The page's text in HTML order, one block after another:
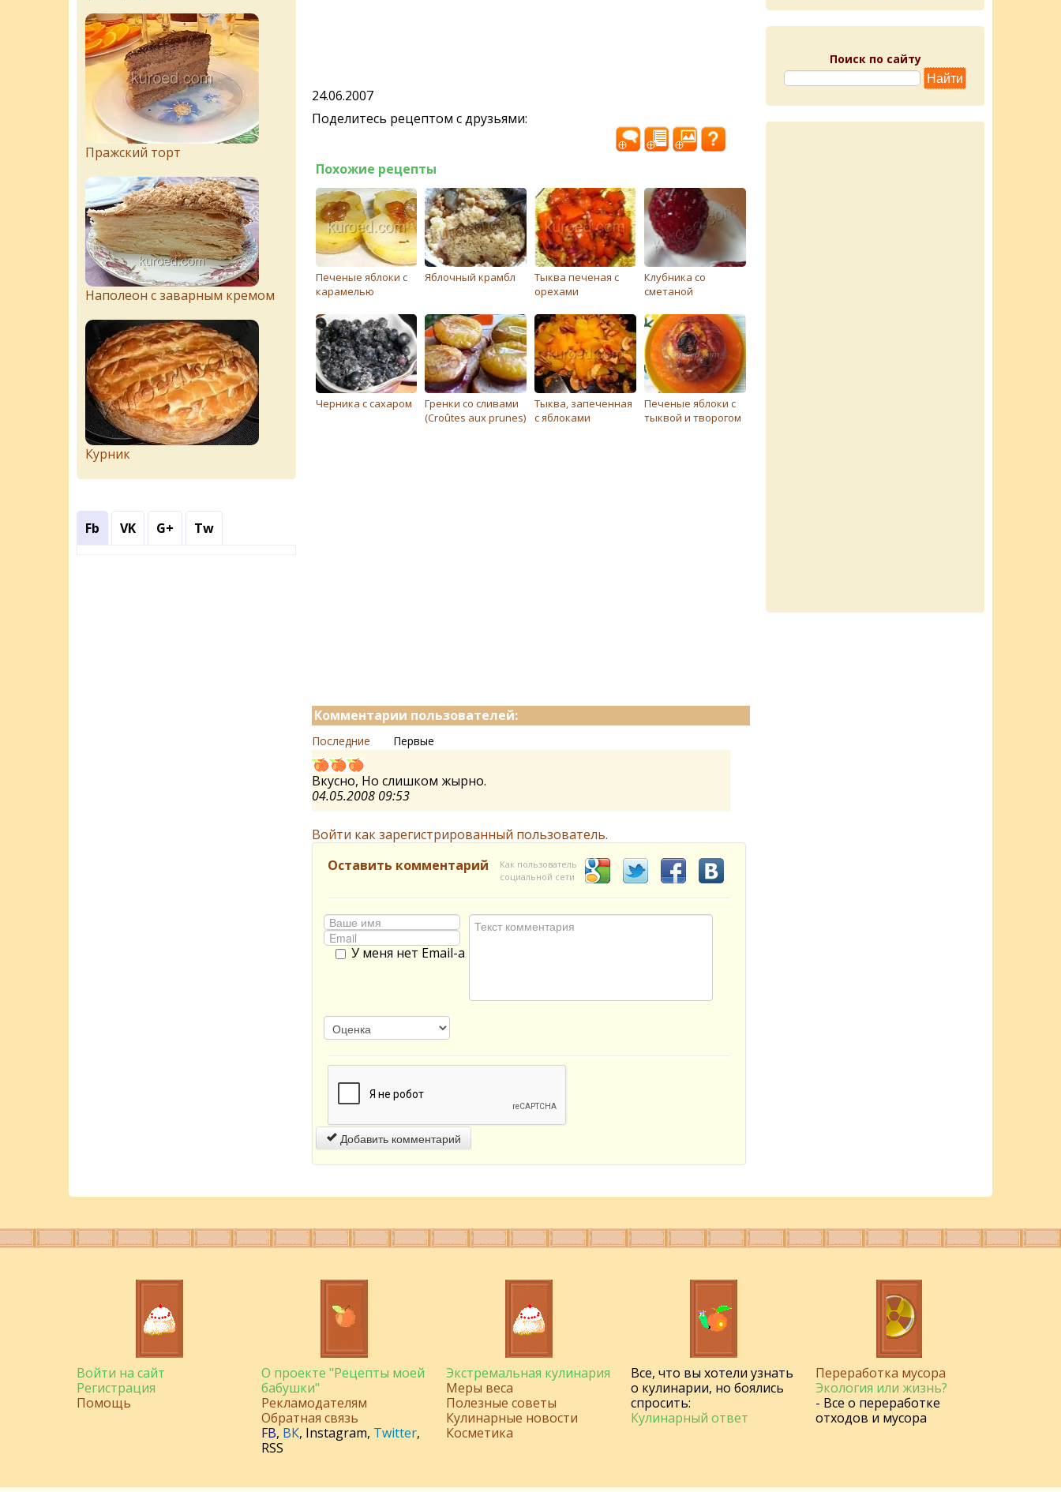
24.06.2007
Поделитесь рецептом с друзьями:
Похожие рецепты
Печеные яблоки с
карамелью
Яблочный крамбл
Тыква печеная с
орехами
Клубника со
смeтаной
Чeрника с сахаром
Гренки со сливами
(Croûtes aux prunes)
Тыква, запеченная
с яблоками
Печеные яблоки с
тыквой и творогом
Комментарии пользователей:
Последние Первые
Вкусно, Но слишком жырно.
04.05.2008 09:53
Войти как зарегистрированный пользователь.
Оставить комментарий
Как пользователь
социальной сети
У меня нет Email-а
Добавить комментарий
Пражский торт
Наполеон с заварным кремом
Курник
Fb VK G+ Tw
Поиск по сайту
Войти на сайт
Регистрация
Помощь
О проекте "Рецепты моей
бабушки"
Рекламодателям
Обратная связь
FB, ВК, Instagram, Twitter,
RSS
Экстремальная кулинария
Меры веса
Полезные советы
Кулинарные новости
Косметика
Все, что вы хотели узнать
о кулинарии, но боялись
спросить:
Кулинарный ответ
Переработка мусора
Экология или жизнь?
- Все о переработке
отходов и мусора